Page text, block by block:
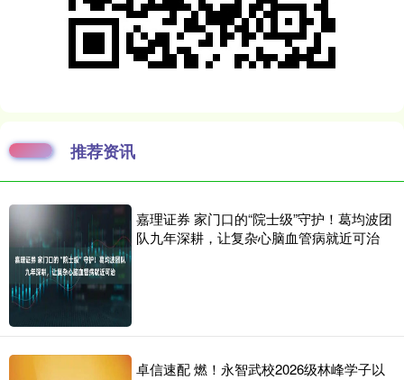
推荐资讯
嘉理证券 家门口的“院士级”守护！葛均波团
队九年深耕，让复杂心脑血管病就近可治
卓信速配 燃！永智武校2026级林峰学子以